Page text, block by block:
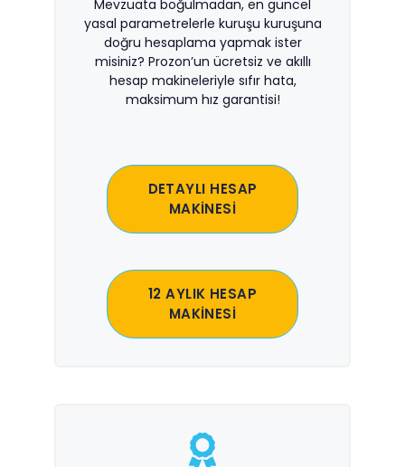
Mevzuata boğulmadan, en güncel
yasal parametrelerle kuruşu kuruşuna
doğru hesaplama yapmak ister
misiniz? Prozon’un ücretsiz ve akıllı
hesap makineleriyle sıfır hata,
maksimum hız garantisi!
DETAYLI HESAP
MAKİNESİ
12 AYLIK HESAP
MAKİNESİ